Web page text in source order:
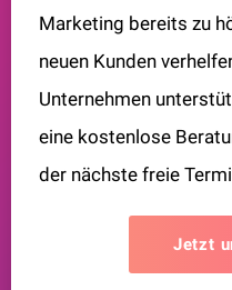
Marketing bereits zu
neuen Kunden
Unternehmen
eine kostenlose
der nächste freie
Jetzt